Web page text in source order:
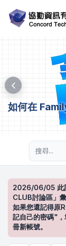
如何在
2026/06/05 此
CLUB討論區」
如果您還記得原
記自己的密碼"，
冊新帳號。